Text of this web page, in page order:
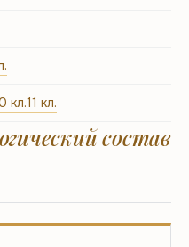
кл.11 кл.
состав